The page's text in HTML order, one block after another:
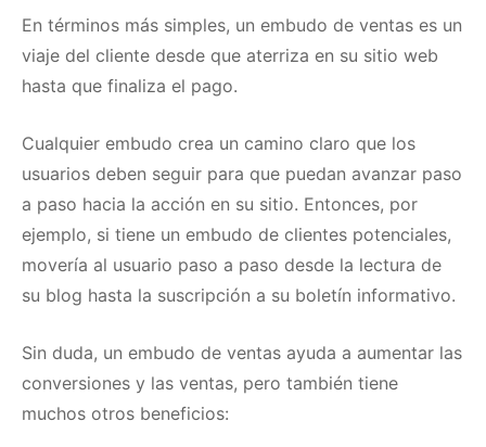
En términos más simples, un embudo de ventas es un
viaje del cliente desde que aterriza en su sitio web
hasta que finaliza el pago.
Cualquier embudo crea un camino claro que los
usuarios deben seguir para que puedan avanzar paso
a paso hacia la acción en su sitio. Entonces, por
ejemplo, si tiene un embudo de clientes potenciales,
movería al usuario paso a paso desde la lectura de
su blog hasta la suscripción a su boletín informativo.
Sin duda, un embudo de ventas ayuda a aumentar las
conversiones y las ventas, pero también tiene
muchos otros beneficios: